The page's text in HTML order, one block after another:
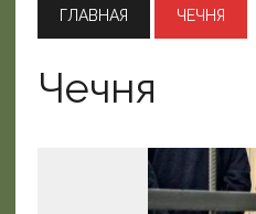
ГЛАВНАЯ ЧЕЧНЯ
Чечня